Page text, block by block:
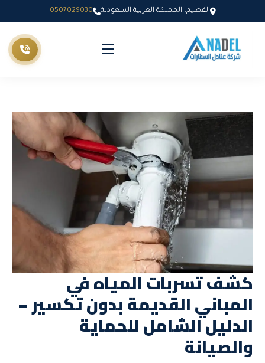
القصيم، المملكة العربية السعودية 0507029030
كشف تسربات المياه في
المباني القديمة بدون تكسير –
الدليل الشامل للحماية
والصيانة